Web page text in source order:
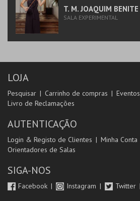
T. M. JOAQUIM BENITE
SALA EXPERIMENTAL
LOJA
Pesquisar Carrinho de compras Eventos
Livro de Reclamações
AUTENTICAÇÃO
Login & Registo de Clientes Minha Conta
Orientadores de Salas
SIGA-NOS
Facebook Instagram Twitter